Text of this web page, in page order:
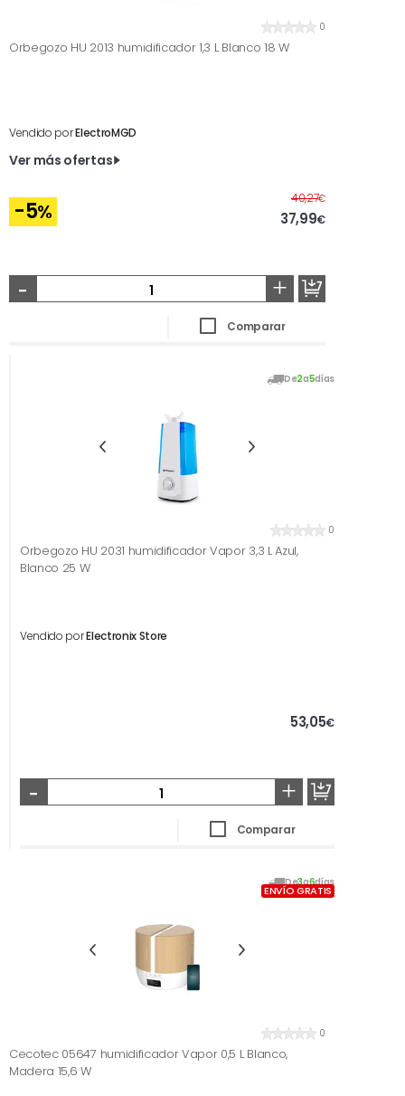
0
Orbegozo HU 2013 humidificador 1,3 L Blanco 18 W
Vendido porElectroMGD
Ver más ofertas
-5%
40,27€Antes
37,99€
- +
Comparar
De2a5días
0
Orbegozo HU 2031 humidificador Vapor 3,3 L Azul,
Blanco 25 W
Vendido porElectronix Store
53,05€
- +
Comparar
De3a6días
ENVÍO GRATIS
0
Cecotec 05647 humidificador Vapor 0,5 L Blanco,
Madera 15,6 W